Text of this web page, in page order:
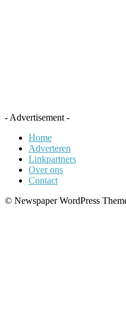
- Advertisement -
Home
Adverteren
Linkpartners
Over ons
Contact
© Newspaper WordPress